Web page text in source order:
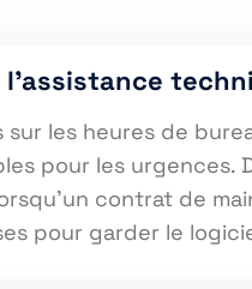
l’assistance
sur les heures de
pour les urgences.
contrat de
pour garder le